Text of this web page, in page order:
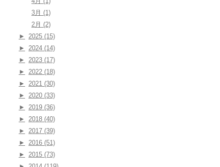
3月 (1)
2月 (2)
►
2025 (15)
►
2024 (14)
►
2023 (17)
►
2022 (18)
►
2021 (30)
►
2020 (33)
►
2019 (36)
►
2018 (40)
►
2017 (39)
►
2016 (51)
►
2015 (73)